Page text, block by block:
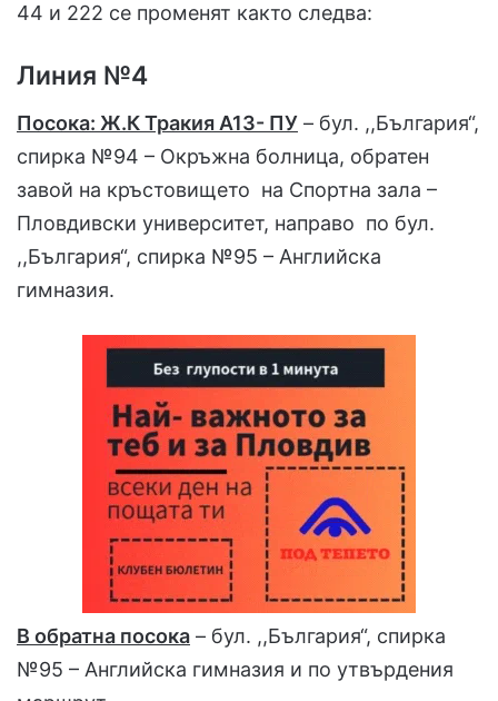
44 и 222 се променят както следва:
Линия №4
Посока: Ж.К Тракия А13- ПУ – бул. ,,България“,
спирка №94 – Окръжна болница, обратен
завой на кръстовището на Спортна зала –
Пловдивски университет, направо по бул.
,,България“, спирка №95 – Английска
гимназия.
В обратна посока – бул. ,,България“, спирка
№95 – Английска гимназия и по утвърдения